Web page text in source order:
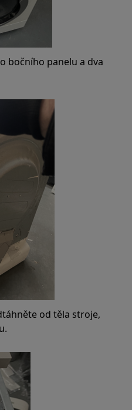
bočního panelu a dva
od těla stroje,